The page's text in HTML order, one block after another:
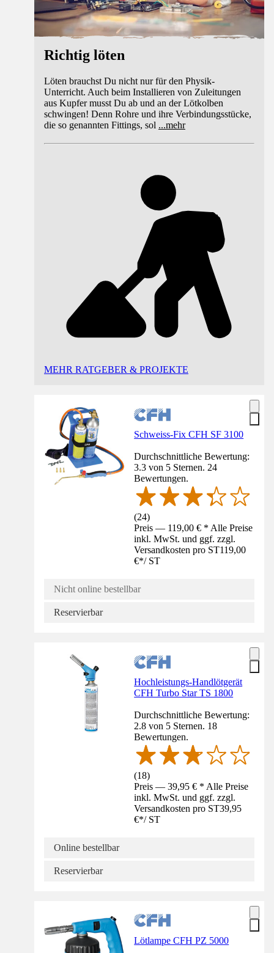
Richtig löten
Löten brauchst Du nicht nur für den Physik-
Unterricht. Auch beim Installieren von Zuleitungen
aus Kupfer musst Du ab und an der Lötkolben
schwingen! Denn Rohre und ihre Verbindungsstücke,
die so genannten Fittings, sol ...mehr
MEHR RATGEBER & PROJEKTE
Schweiss-Fix CFH SF 3100
Durchschnittliche Bewertung:
3.3 von 5 Sternen. 24
Bewertungen.
(24)
Preis — 119,00 € * Alle Preise
inkl. MwSt. und ggf. zzgl.
Versandkosten pro ST119,00
€*/ ST
Nicht online bestellbar
Reservierbar
Hochleistungs-Handlötgerät
CFH Turbo Star TS 1800
Durchschnittliche Bewertung:
2.8 von 5 Sternen. 18
Bewertungen.
(18)
Preis — 39,95 € * Alle Preise
inkl. MwSt. und ggf. zzgl.
Versandkosten pro ST39,95
€*/ ST
Online bestellbar
Reservierbar
Lötlampe CFH PZ 5000